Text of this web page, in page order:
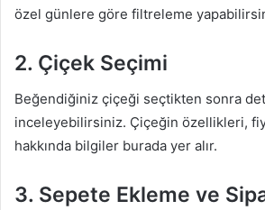
özel günlere göre filtreleme
2. Çiçek Seçimi
Beğendiğiniz çiçeği seçtikten sonra
inceleyebilirsiniz. Çiçeğin özellikleri,
hakkında bilgiler burada yer alır.
3. Sepete Ekleme ve